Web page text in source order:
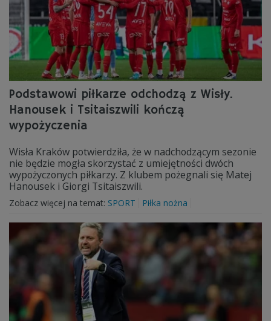
Podstawowi piłkarze odchodzą z Wisły.
Hanousek i Tsitaiszwili kończą
wypożyczenia
Wisła Kraków potwierdziła, że w nadchodzącym sezonie
nie będzie mogła skorzystać z umiejętności dwóch
wypożyczonych piłkarzy. Z klubem pożegnali się Matej
Hanousek i Giorgi Tsitaiszwili.
Zobacz więcej na temat: SPORT Piłka nożna